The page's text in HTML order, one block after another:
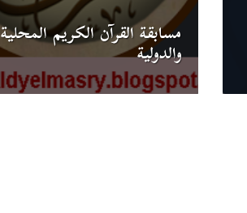
مسابقة القرآن الكريم المحلية
والدولية